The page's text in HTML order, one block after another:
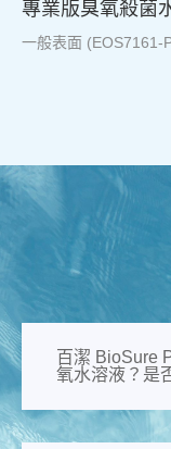
專業版臭氧殺菌
一般表面 (EOS7161-
百潔 BioSure
氧水溶液？是